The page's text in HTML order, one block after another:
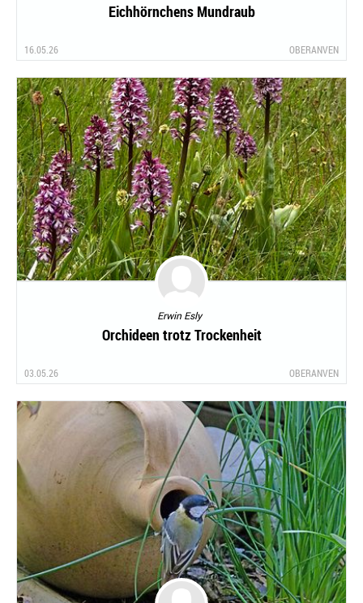
Eichhörnchens Mundraub
16.05.26 OBERANVEN
Erwin Esly
Orchideen trotz Trockenheit
03.05.26 OBERANVEN